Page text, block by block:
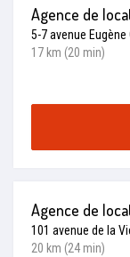
Agence de
5-7 avenue Eugène
17 km (20 min)
Agence de
101 avenue de la
20 km (24 min)